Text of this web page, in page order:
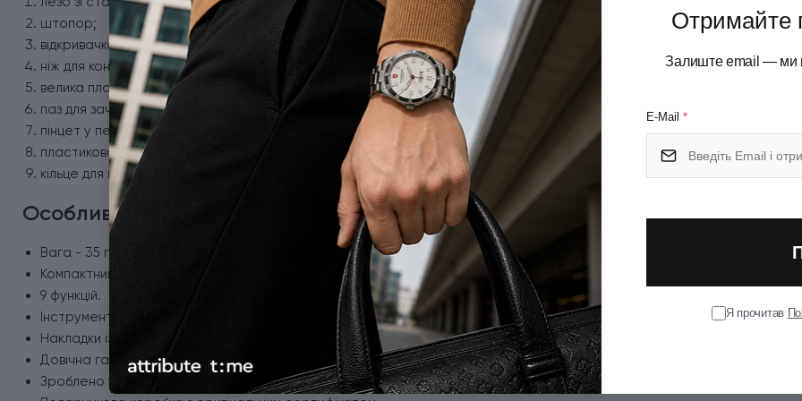
штопор;
відкривачка;
ніж для консервів;
велика плоска викрутка;
паз для зачистки дротів;
пінцет у передній накладці;
пластикова зубочистка;
кільце для кріплення.
Особливості ножа Victorinox
Вага - 35 г.
Компактний розмір - 84 x 26 x 12 мм.
9 функцій.
Інструменти виготовлено з неіржавної сталі.
Накладки із ударостійкого пластику з логотипом бренду.
Довічна гарантія.
Зроблено у Швейцарії.
Отримайте
Залиште email — ми
E-Mail *
Я прочитав